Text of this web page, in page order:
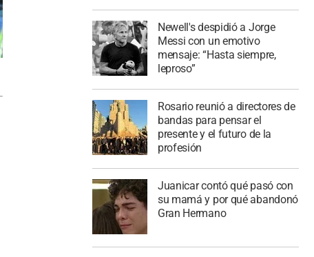
Newell's despidió a Jorge
Messi con un emotivo
mensaje: “Hasta siempre,
leproso”
Rosario reunió a directores de
bandas para pensar el
presente y el futuro de la
profesión
Juanicar contó qué pasó con
su mamá y por qué abandonó
Gran Hermano